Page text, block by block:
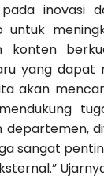
inovasi
untuk
konten
yang dapat
akan
departemen,
sangat